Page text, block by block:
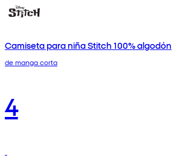
Camiseta para niña Stitch 100% algodón
de manga corta
4